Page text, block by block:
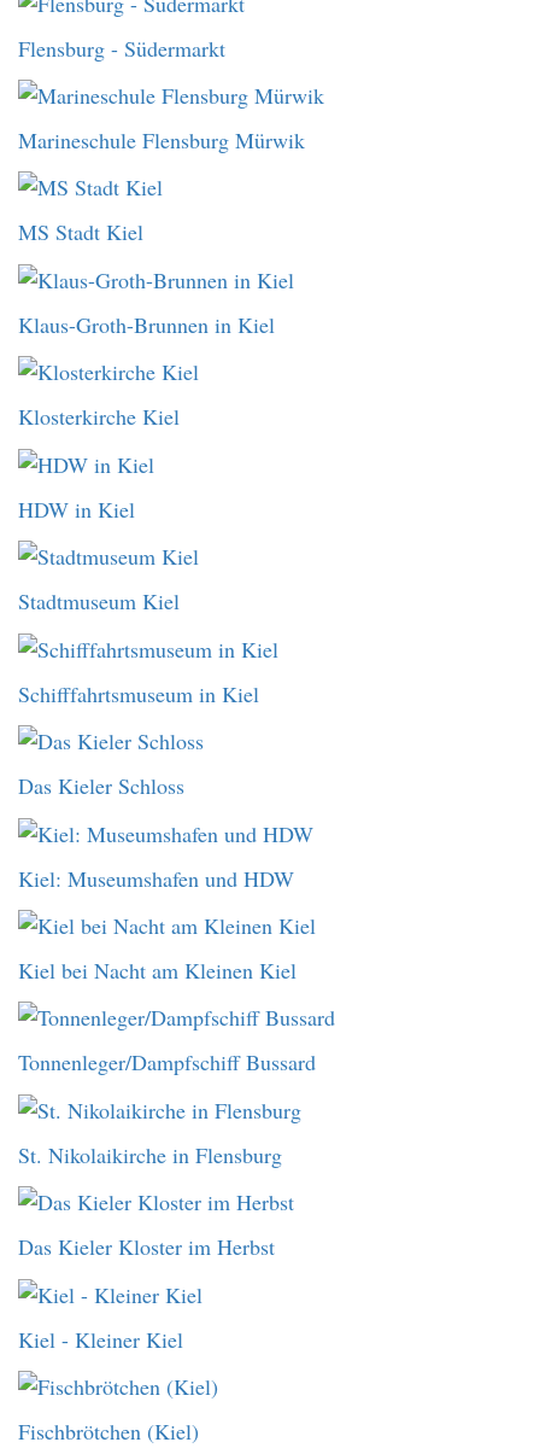
Flensburg - Südermarkt
Marineschule Flensburg Mürwik
MS Stadt Kiel
Klaus-Groth-Brunnen in Kiel
Klosterkirche Kiel
HDW in Kiel
Stadtmuseum Kiel
Schifffahrtsmuseum in Kiel
Das Kieler Schloss
Kiel: Museumshafen und HDW
Kiel bei Nacht am Kleinen Kiel
Tonnenleger/Dampfschiff Bussard
St. Nikolaikirche in Flensburg
Das Kieler Kloster im Herbst
Kiel - Kleiner Kiel
Fischbrötchen (Kiel)